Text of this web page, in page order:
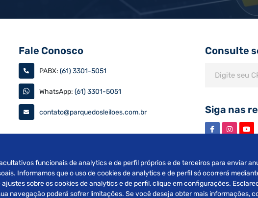
Fale Conosco
PABX: (61) 3301-5051
WhatsApp: (61) 3301-5051
contato@parquedosleiloes.com.br
Consulte
Siga nas
funcionais de analytics e de perfil próprios e de terceiros para enviar
Informamos que o uso de cookies de analytics e de perfil só ocorrerá
sobre os cookies de analytics e de perfil, clique em configurações.
navegação poderá sofrer limitações. Se você deseja obter mais informações,